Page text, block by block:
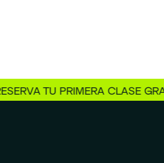
TU PRIMERA CLASE